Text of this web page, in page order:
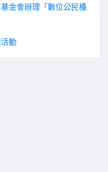
金會辦理「數位公民種
動